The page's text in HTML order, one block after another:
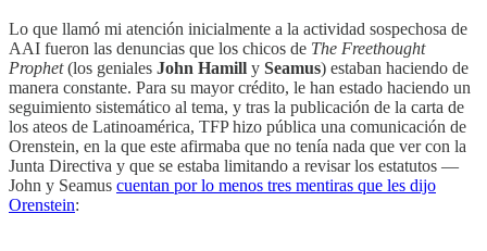
Lo que llamó mi atención inicialmente a la actividad sospechosa de
AAI fueron las denuncias que los chicos de The Freethought
Prophet(los geniales John Hamill y Seamus) estaban haciendo de
manera constante. Para su mayor crédito, le han estado haciendo un
seguimiento sistemático al tema, y tras la publicación de la carta de
los ateos de Latinoamérica, TFP hizo pública una comunicación de
Orenstein, en la que este afirmaba que no tenía nada que ver con la
Junta Directiva y que se estaba limitando a revisar los estatutos —
John y Seamus cuentan por lo menos tres mentiras que les dijo
Orenstein: